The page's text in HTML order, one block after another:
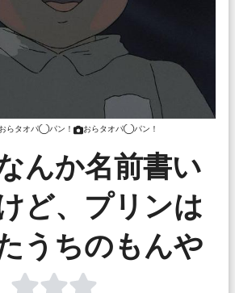
おらタオパ◯パン！ おらタオパ◯パン！
んか名前書い
ど、プリンは
うちのもんや